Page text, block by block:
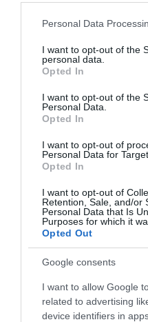
Please note that this
not limited to your visit or
grant or deny consent to
use your data for below
consent section.
Personal Data
I want to opt-out of the
personal data.
Opted In
I want to opt-out of the
Personal Data.
Opted In
I want to opt-out of
Personal Data for
Opted In
I want to opt-out of
Retention, Sale, and/or
Personal Data that Is
Purposes for which it
Opted Out
Google consents
I want to allow Google
related to advertising
device identifiers in
31.07.2026 15:06
Οι τροφές που
31.07.2026 15:05
Το σύμπτωμα που
και μπορεί να
καρδιοπάθεια